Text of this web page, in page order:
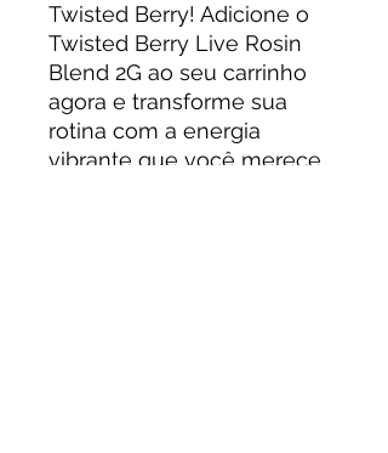
Twisted Berry! Adicione o
Twisted Berry Live Rosin
Blend 2G ao seu carrinho
agora e transforme sua
rotina com a energia
vibrante que você merece.